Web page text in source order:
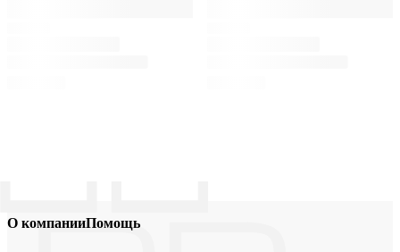
О компанииПомощь